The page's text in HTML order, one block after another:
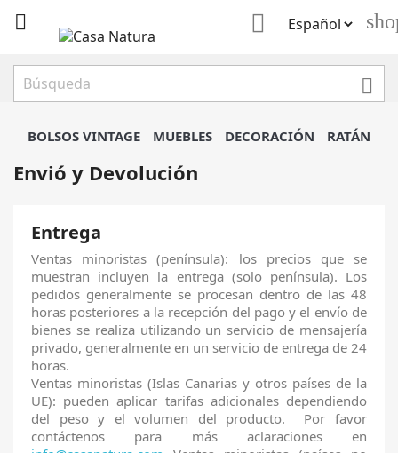
 

BOLSOS VINTAGE MUEBLES DECORACIÓN RATÁN
Envió y Devolución
Entrega
Ventas minoristas (península): los precios que se
muestran incluyen la entrega (solo península). Los
pedidos generalmente se procesan dentro de las 48
horas posteriores a la recepción del pago y el envío de
bienes se realiza utilizando un servicio de mensajería
privado, generalmente en un servicio de entrega de 24
horas.
Ventas minoristas (Islas Canarias y otros países de la
UE): pueden aplicar tarifas adicionales dependiendo
del peso y el volumen del producto. Por favor
contáctenos para más aclaraciones en